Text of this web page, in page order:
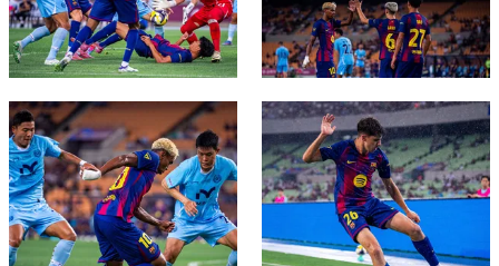
FC Barcelona club badge FC Barcelona club badge